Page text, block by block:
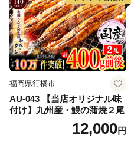
福岡県行橋市
AU-043 【当店オリジナル味
付け】九州産・鰻の蒲焼２尾
12,000円